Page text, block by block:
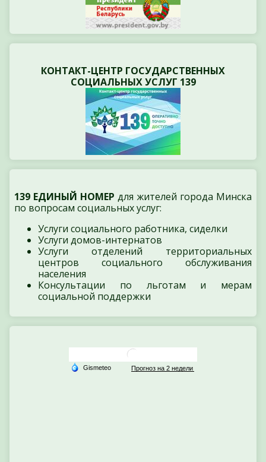
КОНТАКТ-ЦЕНТР ГОСУДАРСТВЕННЫХ
СОЦИАЛЬНЫХ УСЛУГ 139
139 ЕДИНЫЙ НОМЕР для жителей города Минска
по вопросам социальных услуг:
Услуги социального работника, сиделки
Услуги домов-интернатов
Услуги отделений территориальных
центров социального обслуживания
населения
Консультации по льготам и мерам
социальной поддержки